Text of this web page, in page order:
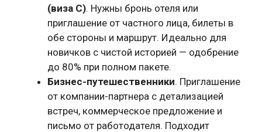
(виза C). Нужны бронь отеля или
приглашение от частного лица, билеты в
обе стороны и маршрут. Идеально для
новичков с чистой историей — одобрение
до 80% при полном пакете.
Бизнес-путешественники. Приглашение
от компании-партнера с детализацией
встреч, коммерческое предложение и
письмо от работодателя. Подходит